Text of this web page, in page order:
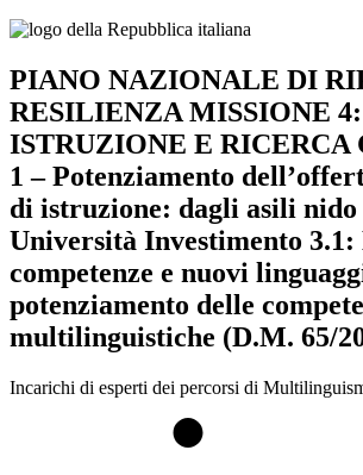
PIANO NAZIONALE DI
RESILIENZA MISSIONE 4:
ISTRUZIONE E RICERCA
1 – Potenziamento
di istruzione: dagli asili nido
Università Investimento 3.1:
competenze e nuovi
potenziamento delle
multilinguistiche (D.M. 65/
Incarichi di esperti dei percorsi di